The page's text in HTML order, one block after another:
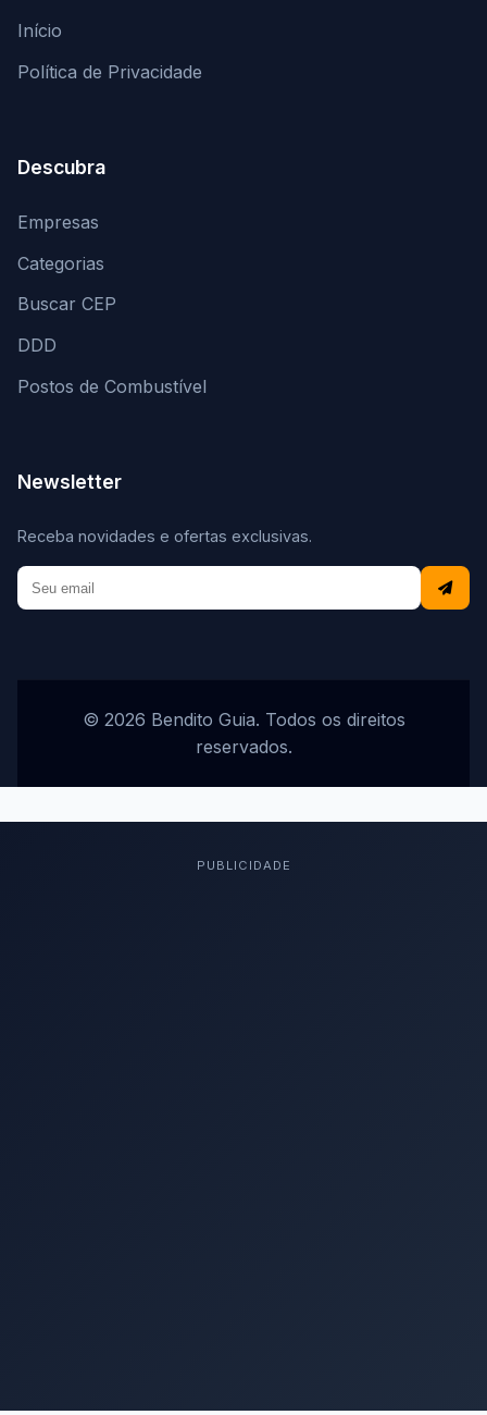
Início
Política de Privacidade
Descubra
Empresas
Categorias
Buscar CEP
DDD
Postos de Combustível
Newsletter
Receba novidades e ofertas exclusivas.
© 2026 Bendito Guia. Todos os direitos
reservados.